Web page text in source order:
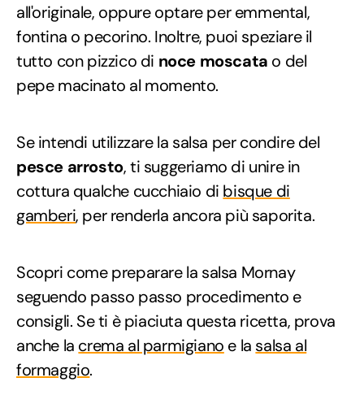
all'originale, oppure optare per emmental,
fontina o pecorino. Inoltre, puoi speziare il
tutto con pizzico di noce moscata o del
pepe macinato al momento.
Se intendi utilizzare la salsa per condire del
pesce arrosto, ti suggeriamo di unire in
cottura qualche cucchiaio di bisque di
gamberi, per renderla ancora più saporita.
Scopri come preparare la salsa Mornay
seguendo passo passo procedimento e
consigli. Se ti è piaciuta questa ricetta, prova
anche la crema al parmigiano e la salsa al
formaggio.